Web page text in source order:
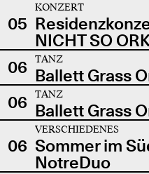
05
KONZERT
NICHT SO
06
TANZ
Ballett Grass
06
TANZ
Ballett Grass
06
VERSCHIEDENES
Sommer im
NotreDuo